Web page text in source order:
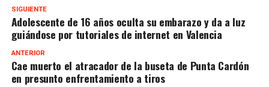
SIGUIENTE
Adolescente de 16 años oculta su embarazo y da a luz
guiándose por tutoriales de internet en Valencia
ANTERIOR
Cae muerto el atracador de la buseta de Punta Cardón
en presunto enfrentamiento a tiros